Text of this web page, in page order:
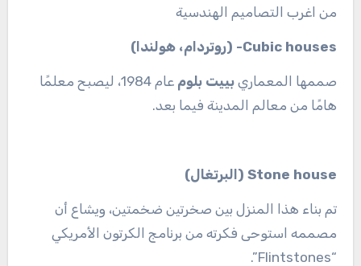
من اغرب التصاميم الهندسية
Cubic houses- (روتردام، هولندا)
صممها المعماري بييت بلوم
عام 1984، ليصبح معلمًا
هامًا من معالم المدينة فيما بعد.
Stone house (البرتغال)
تم بناء هذا المنزل بين صخرتين ضخمتين، ويشاع أن
مصممه استوحى فكرته من برنامج الكرتون الأمريكي
“Flintstones”.